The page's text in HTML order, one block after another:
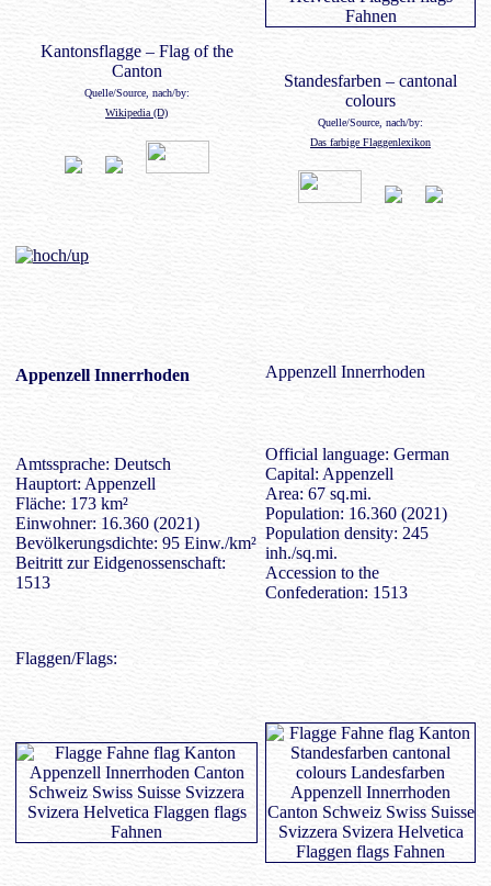
Kantonsflagge – Flag of the
Canton
Quelle/Source, nach/by:
Wikipedia (D)
Standesfarben – cantonal
colours
Quelle/Source, nach/by:
Das farbige Flaggenlexikon
Appenzell Innerrhoden Appenzell Innerrhoden
Amtssprache: Deutsch
Hauptort: Appenzell
Fläche: 173 km²
Einwohner: 16.360 (2021)
Bevölkerungsdichte: 95 Einw./km²
Beitritt zur Eidgenossenschaft:
1513
Official language: German
Capital: Appenzell
Area: 67 sq.mi.
Population: 16.360 (2021)
Population density: 245
inh./sq.mi.
Accession to the
Confederation: 1513
Flaggen/Flags: